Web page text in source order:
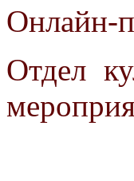
Онлайн-
Отдел